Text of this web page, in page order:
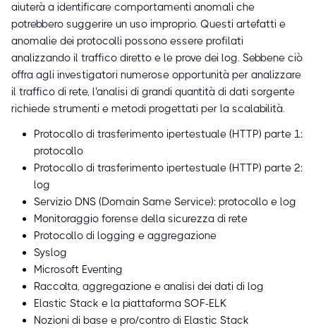
aiuterà a identificare comportamenti anomali che
potrebbero suggerire un uso improprio. Questi artefatti e
anomalie dei protocolli possono essere profilati
analizzando il traffico diretto e le prove dei log. Sebbene ciò
offra agli investigatori numerose opportunità per analizzare
il traffico di rete, l'analisi di grandi quantità di dati sorgente
richiede strumenti e metodi progettati per la scalabilità.
Protocollo di trasferimento ipertestuale (HTTP) parte 1:
protocollo
Protocollo di trasferimento ipertestuale (HTTP) parte 2:
log
Servizio DNS (Domain Same Service): protocollo e log
Monitoraggio forense della sicurezza di rete
Protocollo di logging e aggregazione
Syslog
Microsoft Eventing
Raccolta, aggregazione e analisi dei dati di log
Elastic Stack e la piattaforma SOF-ELK
Nozioni di base e pro/contro di Elastic Stack